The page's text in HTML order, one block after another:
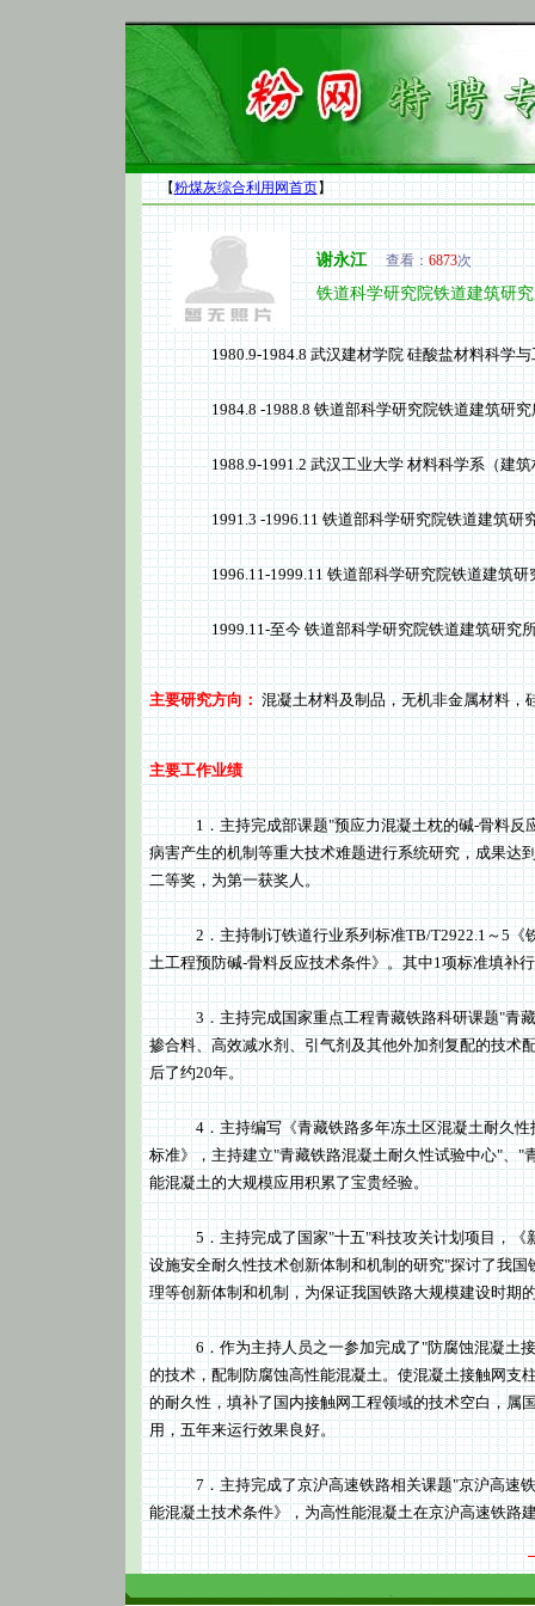
【粉煤灰综合利用网首页】
谢永江 查看：6873次
铁道科学研究院铁道建筑研
1980.9-1984.8 武汉建材学院 硅酸盐材料科学与工
1984.8 -1988.8 铁道部科学研究院铁道建筑研究
1988.9-1991.2 武汉工业大学 材料科学系（建筑
1991.3 -1996.11 铁道部科学研究院铁道建筑研究
1996.11-1999.11 铁道部科学研究院铁道建筑研究
1999.11-至今 铁道部科学研究院铁道建筑研究所
主要研究方向：混凝土材料及制品，无机非金属材料，
主要工作业绩
1．主持完成部课题"预应力混凝土枕的碱-骨料反应"
病害产生的机制等重大技术难题进行系统研究，成果达
二等奖，为第一获奖人。
2．主持制订铁道行业系列标准TB/T2922.1～5《铁
土工程预防碱-骨料反应技术条件》。其中1项标准填补
3．主持完成国家重点工程青藏铁路科研课题"青藏
掺合料、高效减水剂、引气剂及其他外加剂复配的技术
后了约20年。
4．主持编写《青藏铁路多年冻土区混凝土耐久性技
标准》，主持建立"青藏铁路混凝土耐久性试验中心"、"
能混凝土的大规模应用积累了宝贵经验。
5．主持完成了国家"十五"科技攻关计划项目，《新
设施安全耐久性技术创新体制和机制的研究"探讨了我
理等创新体制和机制，为保证我国铁路大规模建设时期
6．作为主持人员之一参加完成了"防腐蚀混凝土接
的技术，配制防腐蚀高性能混凝土。使混凝土接触网支
的耐久性，填补了国内接触网工程领域的技术空白，属
用，五年来运行效果良好。
7．主持完成了京沪高速铁路相关课题"京沪高速铁
能混凝土技术条件》，为高性能混凝土在京沪高速铁路